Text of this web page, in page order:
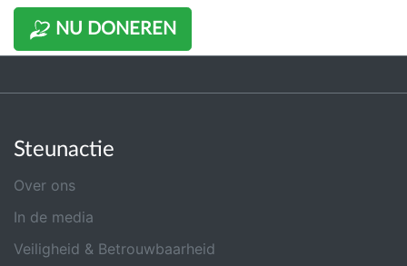
NU DONEREN
Steunactie
Over ons
In de media
Veiligheid & Betrouwbaarheid